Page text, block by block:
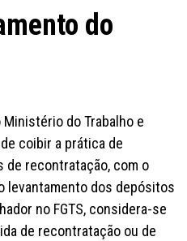
do
do Trabalho e
coibir a prática de
recontratação, com o
levantamento dos depósitos
no FGTS, considera-se
de recontratação ou de